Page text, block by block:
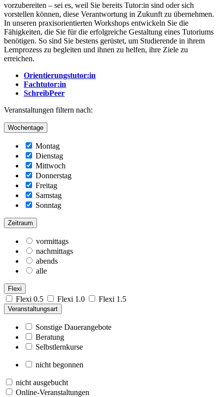
vorzubereiten – sei es, weil Sie bereits Tutor:in sind oder sich
vorstellen können, diese Verantwortung in Zukunft zu übernehmen.
In unseren praxisorientierten Workshops entwickeln Sie die
Fähigkeiten, die Sie für die erfolgreiche Gestaltung eines Tutoriums
benötigen. So sind Sie bestens gerüstet, um Studierende in ihrem
Lernprozess zu begleiten und ihnen zu helfen, ihre Ziele zu
erreichen.
Orientierungstutor:in
Fachtutor:in
SchreibPeer
Veranstaltungen filtern nach:
Wochentage
Montag
Dienstag
Mittwoch
Donnerstag
Freitag
Samstag
Sonntag
Zeitraum
vormittags
nachmittags
abends
alle
Flexi
Flexi 0.5 Flexi 1.0 Flexi 1.5
Veranstaltungsart
Sonstige Dauerangebote
Beratung
Selbstlernkurse
nicht begonnen
nicht ausgebucht
Online-Veranstaltungen